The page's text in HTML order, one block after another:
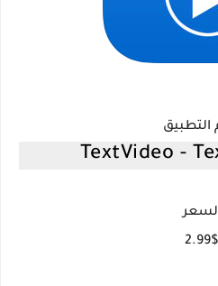
التطبيق
TextVideo -
2.99$